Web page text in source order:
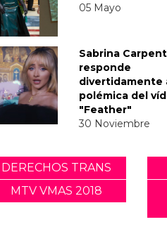
05 Mayo
Sabrina
responde
divertidamente
polémica del
"Feather"
30 Noviembre
DERECHOS TRANS
MTV VMAS 2018